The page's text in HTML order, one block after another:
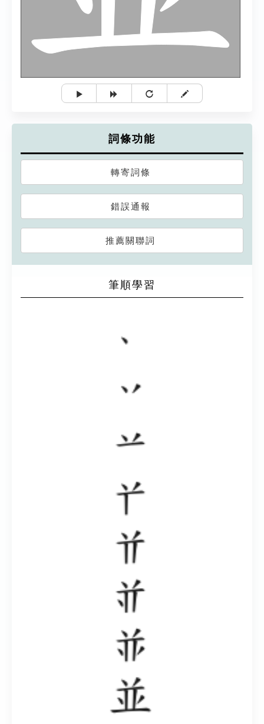
詞條功能
轉寄詞條
錯誤通報
推薦關聯詞
筆順學習